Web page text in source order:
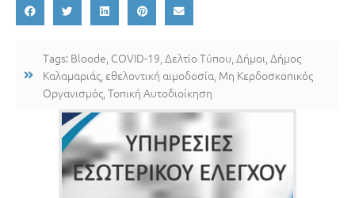
Tags: Bloode, COVID-19,Δελτίο Τύπου,Δήμοι,Δήμος
Καλαμαριάς, εθελοντική αιμοδοσία, Μη Κερδοσκοπικός
Οργανισμός,Τοπική Αυτοδιοίκηση